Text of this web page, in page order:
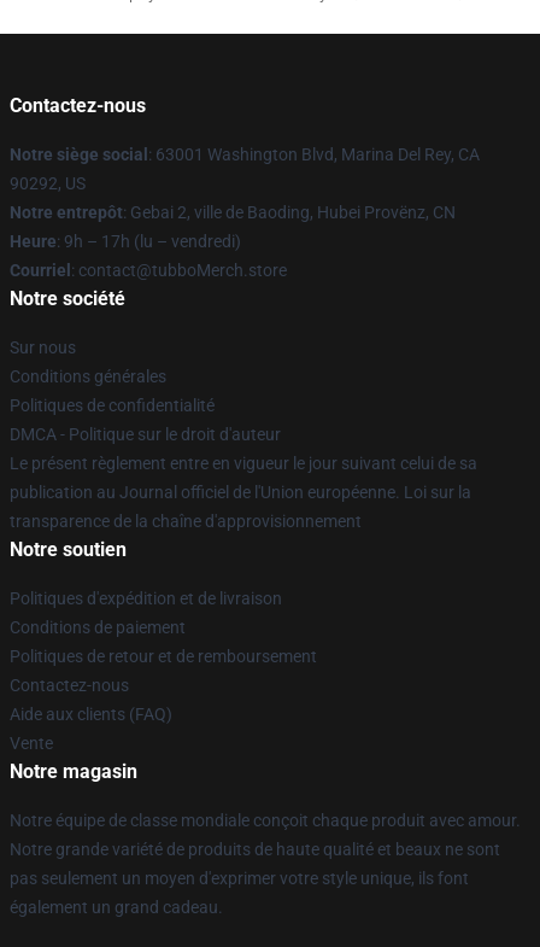
Contactez-nous
Notre siège social : 63001 Washington Blvd, Marina Del Rey, CA
90292, US
Notre entrepôt: Gebai 2, ville de Baoding, Hubei Provënz, CN
Heure: 9h – 17h (lu – vendredi)
Courriel : contact@tubboMerch.store
Notre société
Sur nous
Conditions générales
Politiques de confidentialité
DMCA - Politique sur le droit d'auteur
Le présent règlement entre en vigueur le jour suivant celui de sa
publication au Journal officiel de l'Union européenne. Loi sur la
transparence de la chaîne d'approvisionnement
Notre soutien
Politiques d'expédition et de livraison
Conditions de paiement
Politiques de retour et de remboursement
Contactez-nous
Aide aux clients (FAQ)
Vente
Notre magasin
Notre équipe de classe mondiale conçoit chaque produit avec amour.
Notre grande variété de produits de haute qualité et beaux ne sont
pas seulement un moyen d'exprimer votre style unique, ils font
également un grand cadeau.